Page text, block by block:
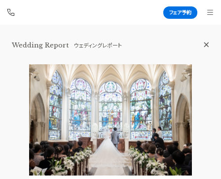
フェア予約
青山セントグレース大聖堂
TOP
トップ
BRIDAL FAIR
ブライダルフェア
FAIR CAMPAIGN
フェアキャンペーンのご案内
WEDDING REPORT
体験者レポート
PHOTO GALLERY
フォトギャラリー
PLAN
プラン
Wedding Report ウェディングレポート